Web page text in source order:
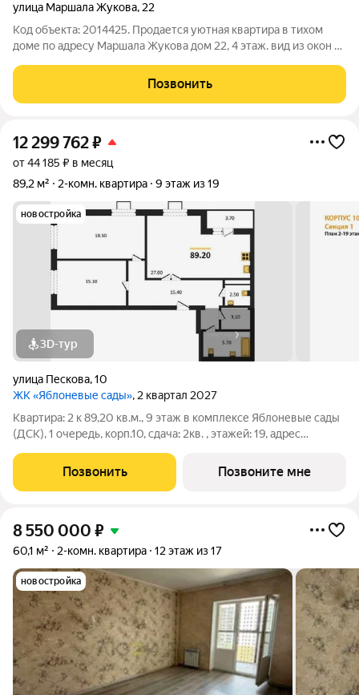
улица Маршала Жукова, 22
Код объекта: 2014425. Продается уютная квартира в тихом
доме по адресу Маршала Жукова дом 22, 4 этаж. вид из окон на
техника. Кухня оборудована плитой, вытяжкой,
холодильником, кухонным
Позвонить
12 299 762₽
от 44 185 ₽ в месяц
89,2 м²
2-комн. квартира 9 этаж из 19
новостройка
3D-тур
улица Пескова,10
ЖК «Яблоневые сады», 2 квартал 2027
Квартира: 2 к 89,20 кв.м., 9 этаж в комплексе Яблоневые сады
(ДСК), 1 очередь, корп.10, сдача: 2кв. , этажей: 19, адрес
Позвонить Позвоните мне
8 550 000 ₽
60,1 м² 2-комн. квартира 12 этаж из 17
новостройка